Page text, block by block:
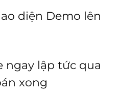
diện Demo lên
ngay lập tức qua
xong